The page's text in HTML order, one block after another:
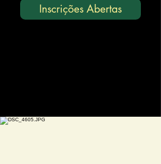
Inscrições Abertas